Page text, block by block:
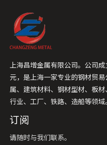
上海昌增金属有限公司。公司
元，是上海一家专业的钢材贸
属、建筑材料、钢材型材、板
行业、工厂、铁路、造船等领域。
订阅
请随时与我们联系。